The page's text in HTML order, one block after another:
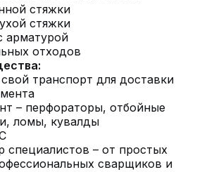
стяжки
стяжки
арматурой
отходов
транспорт для доставки
– перфораторы, отбойные
ломы, кувалды
– от простых
сварщиков и